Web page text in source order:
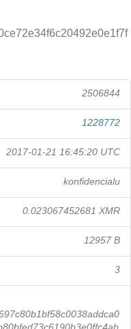
2506844
1228772
2017-01-21 16:45:20 UTC
konfidencialu
0.023067452681 XMR
12957 B
3